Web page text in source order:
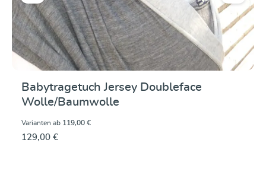
Babytragetuch Jersey Doubleface
Wolle/Baumwolle
Varianten ab 119,00 €
129,00 €